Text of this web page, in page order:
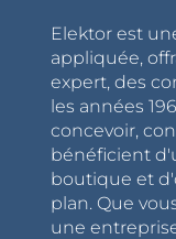
Elektor est
appliquée,
expert, des
les années
concevoir,
bénéficient
boutique et
plan. Que
une